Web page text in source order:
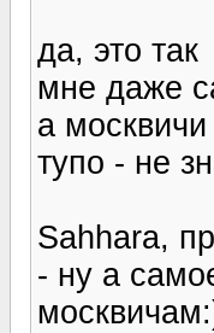
да, это так
мне даже
а
тупо - не
Sahhara,
- ну а